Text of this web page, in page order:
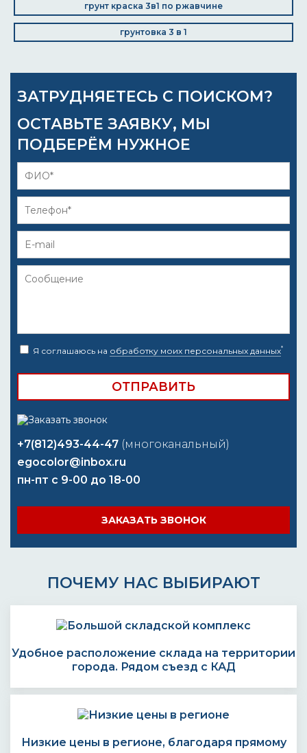
грунт краска 3в1 по ржавчине
грунтовка 3 в 1
ЗАТРУДНЯЕТЕСЬ С ПОИСКОМ?
ОСТАВЬТЕ ЗАЯВКУ, МЫ
ПОДБЕРЁМ НУЖНОЕ
Я соглашаюсь на обработку моих персональных данных*
+7(812)493-44-47 (многоканальный)
egocolor@inbox.ru
пн-пт с 9-00 до 18-00
ЗАКАЗАТЬ ЗВОНОК
ПОЧЕМУ НАС ВЫБИРАЮТ
Удобное расположение склада на территории
города. Рядом съезд с КАД
Низкие цены в регионе, благодаря прямому